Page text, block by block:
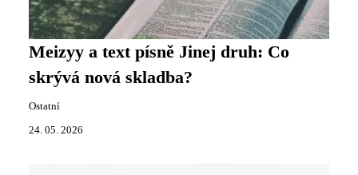
Meizyy a text písně Jinej druh: Co
skrývá nová skladba?
Ostatní
24. 05. 2026